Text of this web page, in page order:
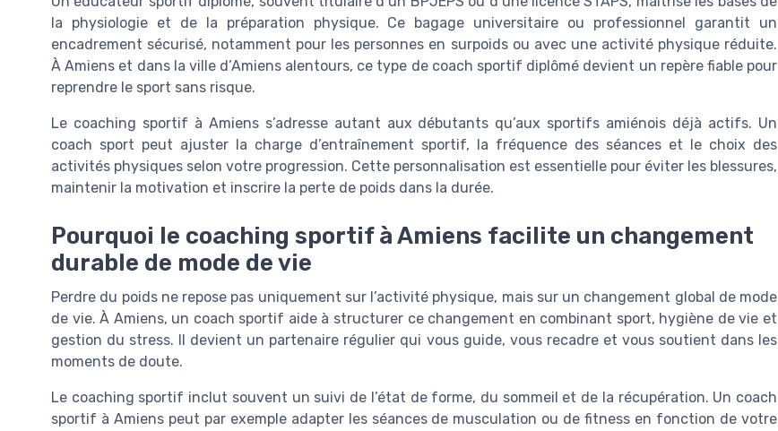
la physiologie et de la préparation physique. Ce bagage universitaire ou professionnel garantit un
encadrement sécurisé, notamment pour les personnes en surpoids ou avec une activité physique réduite.
À Amiens et dans la ville d’Amiens alentours, ce type de coach sportif diplômé devient un repère fiable pour
reprendre le sport sans risque.
Le coaching sportif à Amiens s’adresse autant aux débutants qu’aux sportifs amiénois déjà actifs. Un
coach sport peut ajuster la charge d’entraînement sportif, la fréquence des séances et le choix des
activités physiques selon votre progression. Cette personnalisation est essentielle pour éviter les blessures,
maintenir la motivation et inscrire la perte de poids dans la durée.
Pourquoi le coaching sportif à Amiens facilite un changement
durable de mode de vie
Perdre du poids ne repose pas uniquement sur l’activité physique, mais sur un changement global de mode
de vie. À Amiens, un coach sportif aide à structurer ce changement en combinant sport, hygiène de vie et
gestion du stress. Il devient un partenaire régulier qui vous guide, vous recadre et vous soutient dans les
moments de doute.
Le coaching sportif inclut souvent un suivi de l’état de forme, du sommeil et de la récupération. Un coach
sportif à Amiens peut par exemple adapter les séances de musculation ou de fitness en fonction de votre